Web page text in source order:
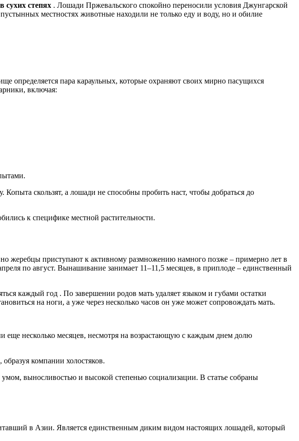
сухих степях . Лошади Пржевальского спокойно переносили условия Джунгарской
местностях животные находили не только еду и воду, но и обилие
определяется пара караульных, которые охраняют своих мирно пасущихся
включая:
скользят, а лошади не способны пробить наст, чтобы добраться до
к специфике местной растительности.
жеребцы приступают к активному размножению намного позже – примерно лет в
по август. Вынашивание занимает 11–11,5 месяцев, в приплоде – единственный
каждый год . По завершении родов мать удаляет языком и губами остатки
на ноги, а уже через несколько часов он уже может сопровождать мать.
еще несколько месяцев, несмотря на возрастающую с каждым днем долю
компании холостяков.
выносливостью и высокой степенью социализации. В статье собраны
в Азии. Является единственным диким видом настоящих лошадей, который